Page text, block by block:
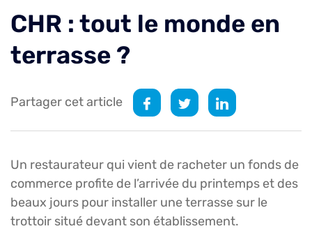
CHR : tout le monde en
terrasse ?
Partager cet article
Un restaurateur qui vient de racheter un fonds de
commerce profite de l’arrivée du printemps et des
beaux jours pour installer une terrasse sur le
trottoir situé devant son établissement.